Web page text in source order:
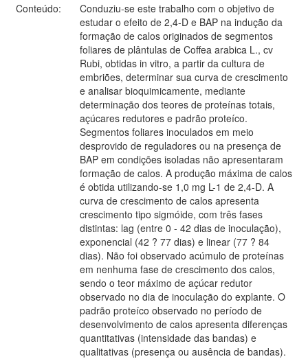
Conteúdo:
Conduziu-se este trabalho com o objetivo de
estudar o efeito de 2,4-D e BAP na indução da
formação de calos originados de segmentos
foliares de plântulas de Coffea arabica L., cv
Rubi, obtidas in vitro, a partir da cultura de
embriões, determinar sua curva de crescimento
e analisar bioquimicamente, mediante
determinação dos teores de proteínas totais,
açúcares redutores e padrão proteíco.
Segmentos foliares inoculados em meio
desprovido de reguladores ou na presença de
BAP em condições isoladas não apresentaram
formação de calos. A produção máxima de calos
é obtida utilizando-se 1,0 mg L-1 de 2,4-D. A
curva de crescimento de calos apresenta
crescimento tipo sigmóide, com três fases
distintas: lag (entre 0 - 42 dias de inoculação),
exponencial (42 ? 77 dias) e linear (77 ? 84
dias). Não foi observado acúmulo de proteínas
em nenhuma fase de crescimento dos calos,
sendo o teor máximo de açúcar redutor
observado no dia de inoculação do explante. O
padrão proteíco observado no período de
desenvolvimento de calos apresenta diferenças
quantitativas (intensidade das bandas) e
qualitativas (presença ou ausência de bandas).